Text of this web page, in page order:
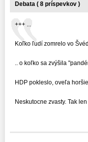
Debata ( 8 príspevkov )
+++ ...
Koľko ľudí zomrelo vo
.. o koľko sa zvýšila
HDP pokleslo, oveľa
Neskutocne zvasty. Tak